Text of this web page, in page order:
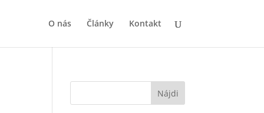
O nás Články Kontakt